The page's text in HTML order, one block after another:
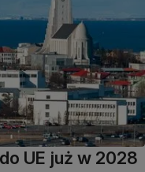
UE już w 2028